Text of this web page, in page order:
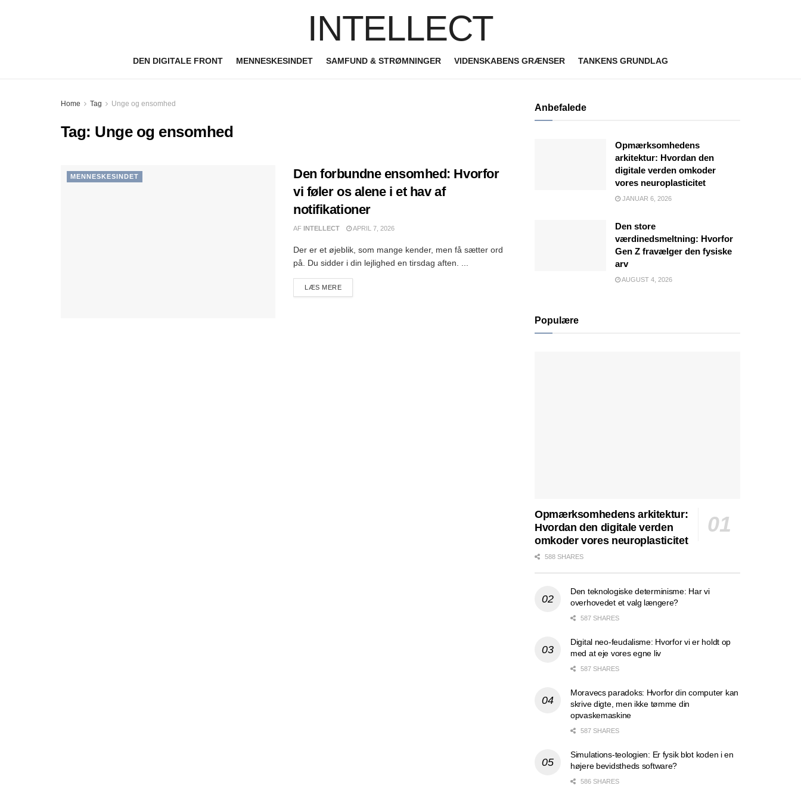
INTELLECT
DEN DIGITALE FRONT MENNESKESINDET SAMFUND & STRØMNINGER VIDENSKABENS GRÆNSER TANKENS GRUNDLAG
Home Tag Unge og ensomhed
Tag: Unge og ensomhed
MENNESKESINDET
Den forbundne ensomhed: Hvorfor
vi føler os alene i et hav af
notifikationer
AF INTELLECT APRIL 7, 2026
Der er et øjeblik, som mange kender, men få sætter ord
på. Du sidder i din lejlighed en tirsdag aften. ...
LÆS MEREDETAILS
Anbefalede
Opmærksomhedens
arkitektur: Hvordan den
digitale verden omkoder
vores neuroplasticitet
JANUAR 6, 2026
Den store
værdinedsmeltning: Hvorfor
Gen Z fravælger den fysiske
arv
AUGUST 4, 2026
Populære
Opmærksomhedens arkitektur:
Hvordan den digitale verden
omkoder vores neuroplasticitet
588 SHARES
Den teknologiske determinisme: Har vi
overhovedet et valg længere?
587 SHARES
Digital neo-feudalisme: Hvorfor vi er holdt op
med at eje vores egne liv
587 SHARES
Moravecs paradoks: Hvorfor din computer kan
skrive digte, men ikke tømme din
opvaskemaskine
587 SHARES
Simulations-teologien: Er fysik blot koden i en
højere bevidstheds software?
586 SHARES